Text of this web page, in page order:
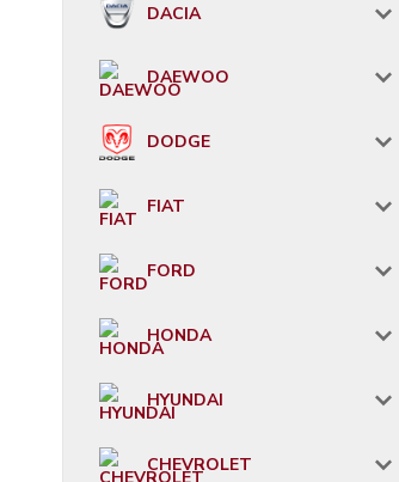
DACIA
DAEWOO
DODGE
FIAT
FORD
HONDA
HYUNDAI
CHEVROLET